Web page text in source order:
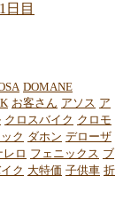
日目
DOMANE
お客さん アソス ア
クロスバイク クロモ
ク ダホン デローザ
レロ フェニックス ブ
ク 大特価 子供車 折